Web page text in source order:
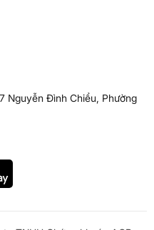
Nguyễn Đình Chiểu, Phường